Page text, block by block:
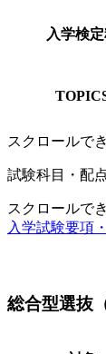
入学検
スクロールで
試験科目・配
スクロールで
入学試験要項
総合型選抜